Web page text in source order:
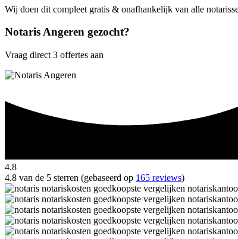
Wij doen dit compleet gratis & onafhankelijk van alle
Notaris Angeren gezocht?
Vraag direct 3 offertes aan
4.8
4.8 van de 5 sterren (gebaseerd op 165 reviews)